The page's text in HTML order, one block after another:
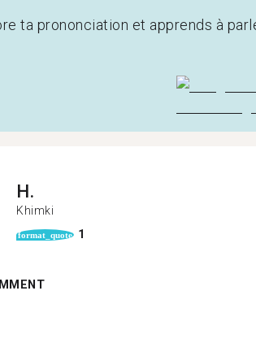
ta prononciation et apprends à
H.
Khimki
format_quote 1